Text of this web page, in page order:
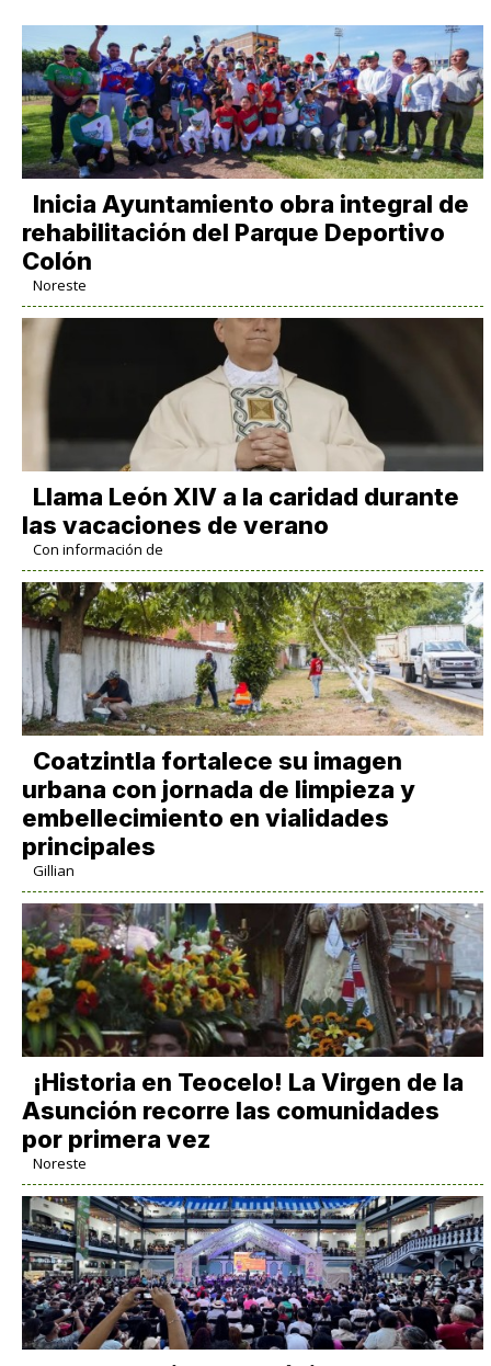
Inicia Ayuntamiento obra integral de
rehabilitación del Parque Deportivo
Colón
Noreste
Llama León XIV a la caridad durante
las vacaciones de verano
Con información de
Coatzintla fortalece su imagen
urbana con jornada de limpieza y
embellecimiento en vialidades
principales
Gillian
​¡Historia en Teocelo! La Virgen de la
Asunción recorre las comunidades
por primera vez
Noreste